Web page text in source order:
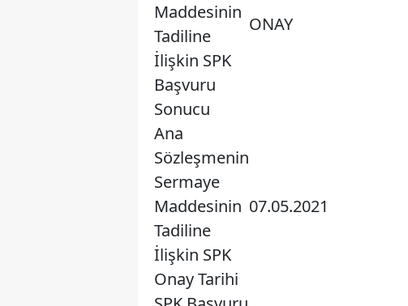
Maddesinin
Tadiline
İlişkin SPK
Başvuru
Sonucu
ONAY
Ana
Sözleşmenin
Sermaye
Maddesinin
Tadiline
İlişkin SPK
Onay Tarihi
07.05.2021